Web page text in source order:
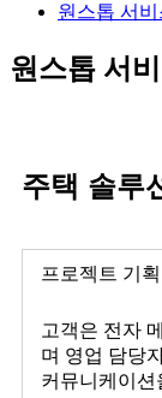
원스톱 서비
원스톱 서
주택 솔루
프로젝트 기획
고객은 전자
며 영업 담당
커뮤니케이션